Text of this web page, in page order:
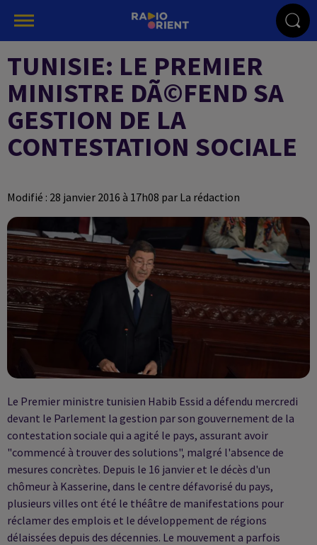
TUNISIE: LE PREMIER
MINISTRE DÃ©FEND SA
GESTION DE LA
CONTESTATION SOCIALE
Modifié : 28 janvier 2016 à 17h08 par La rédaction
Le Premier ministre tunisien Habib Essid a défendu mercredi
devant le Parlement la gestion par son gouvernement de la
contestation sociale qui a agité le pays, assurant avoir
"commencé à trouver des solutions", malgré l'absence de
mesures concrètes. Depuis le 16 janvier et le décès d'un
chômeur à Kasserine, dans le centre défavorisé du pays,
plusieurs villes ont été le théâtre de manifestations pour
réclamer des emplois et le développement de régions
délaissées depuis des décennies. Le mouvement a parfois